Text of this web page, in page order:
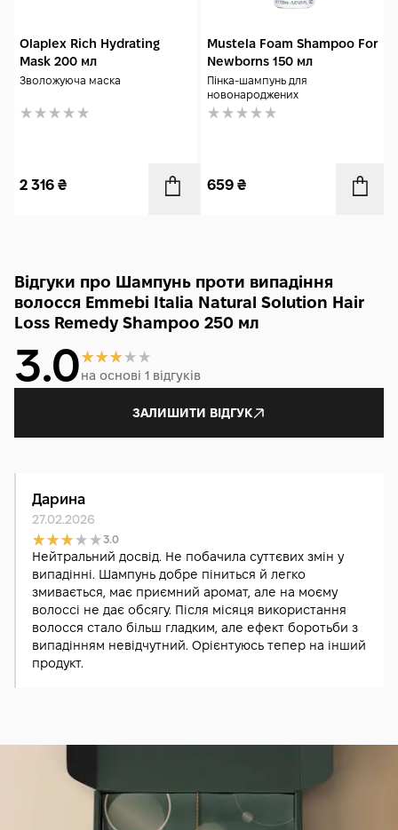
Olaplex Rich Hydrating
Mask 200 мл
Зволожуюча маска
2 316 ₴
Mustela Foam Shampoo For
Newborns 150 мл
Пінка-шампунь для
новонароджених
659 ₴
Відгуки про Шампунь проти випадіння
волосся Emmebi Italia Natural Solution Hair
Loss Remedy Shampoo 250 мл
3.0на основі 1 відгуків
ЗАЛИШИТИ ВІДГУК
Дарина
27.02.2026
3.0
Нейтральний досвід. Не побачила суттєвих змін у
випадінні. Шампунь добре піниться й легко
змивається, має приємний аромат, але на моєму
волоссі не дає обсягу. Після місяця використання
волосся стало більш гладким, але ефект боротьби з
випадінням невідчутний. Орієнтуюсь тепер на інший
продукт.